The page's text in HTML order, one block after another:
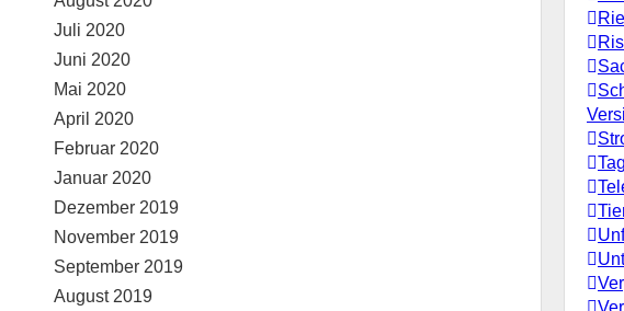
Juli 2020
Juni 2020
Mai 2020
April 2020
Februar 2020
Januar 2020
Dezember 2019
November 2019
September 2019
August 2019